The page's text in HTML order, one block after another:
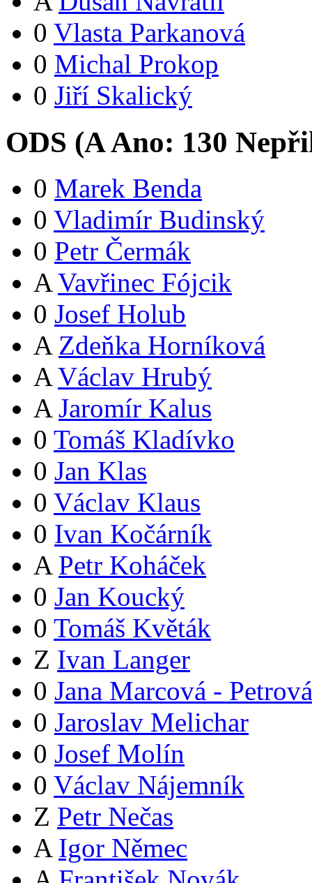
0 Vlasta Parkanová
0 Michal Prokop
0 Jiří Skalický
ODS (AAno: 130
0 Marek Benda
0 Vladimír Budinský
0 Petr Čermák
A Vavřinec Fójcik
0 Josef Holub
A Zdeňka Horníková
A Václav Hrubý
A Jaromír Kalus
0 Tomáš Kladívko
0 Jan Klas
0 Václav Klaus
0 Ivan Kočárník
A Petr Koháček
0 Jan Koucký
0 Tomáš Květák
Z Ivan Langer
0 Jana Marcová - Petrová
0 Jaroslav Melichar
0 Josef Molín
0 Václav Nájemník
Z Petr Nečas
A Igor Němec